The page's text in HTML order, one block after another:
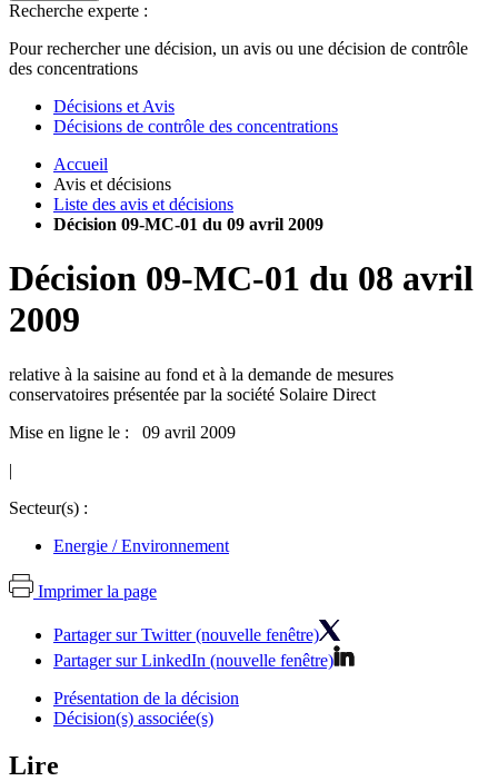
Recherche experte :
Pour rechercher une décision, un avis ou une décision de contrôle
des concentrations
Décisions et Avis
Décisions de contrôle des concentrations
Accueil
Avis et décisions
Liste des avis et décisions
Décision 09-MC-01 du 09 avril 2009
Décision 09-MC-01 du 08 avril
2009
relative à la saisine au fond et à la demande de mesures
conservatoires présentée par la société Solaire Direct
Mise en ligne le : 09 avril 2009
|
Secteur(s) :
Energie / Environnement
Imprimer la page
Partager sur Twitter (nouvelle fenêtre)
Partager sur LinkedIn (nouvelle fenêtre)
Présentation de la décision
Décision(s) associée(s)
Lire